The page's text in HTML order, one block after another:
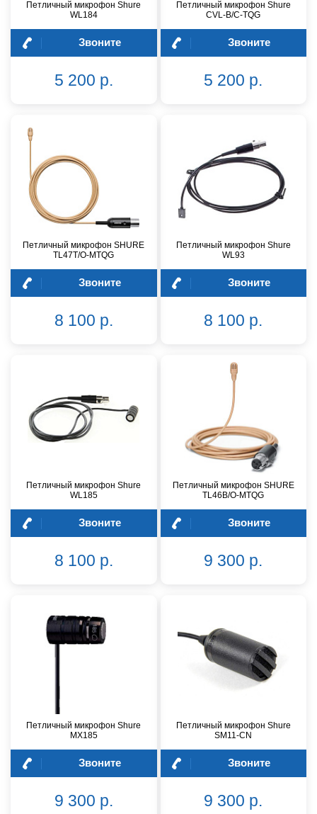
Петличный микрофон Shure
WL184
Звоните
5 200 р.
Петличный микрофон Shure
CVL-B/C-TQG
Звоните
5 200 р.
Петличный микрофон SHURE
TL47T/O-MTQG
Звоните
8 100 р.
Петличный микрофон Shure
WL93
Звоните
8 100 р.
Петличный микрофон Shure
WL185
Звоните
8 100 р.
Петличный микрофон SHURE
TL46B/O-MTQG
Звоните
9 300 р.
Петличный микрофон Shure
MX185
Звоните
9 300 р.
Петличный микрофон Shure
SM11-CN
Звоните
9 300 р.